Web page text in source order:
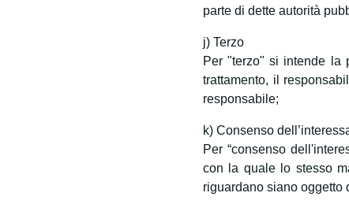
parte di dette autorità
j) Terzo
Per "terzo" si intende la
trattamento, il
responsabile;
k) Consenso
Per “consenso
con la quale lo stesso
riguardano siano oggetto